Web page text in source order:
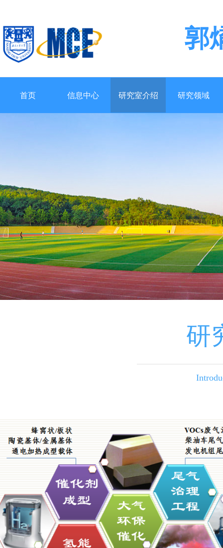
郭
首页 信息中心 研究室介绍 研究领域
研